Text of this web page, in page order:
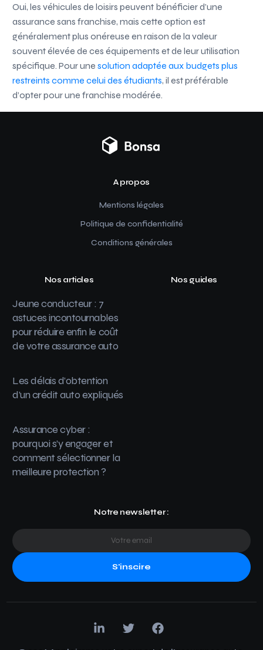
Oui, les véhicules de loisirs peuvent bénéficier d’une
assurance sans franchise, mais cette option est
généralement plus onéreuse en raison de la valeur
souvent élevée de ces équipements et de leur utilisation
spécifique. Pour unesolution adaptée aux budgets plus
restreints comme celui des étudiants, il est préférable
d’opter pour une franchise modérée.
A propos
Mentions légales
Politique de confidentialité
Conditions générales
Nos articles
Jeune conducteur : 7
astuces incontournables
pour réduire enfin le coût
de votre assurance auto
Les délais d’obtention
d’un crédit auto expliqués
Assurance cyber :
pourquoi s’y engager et
comment sélectionner la
meilleure protection ?
Nos guides
Notre newsletter :
S'inscire